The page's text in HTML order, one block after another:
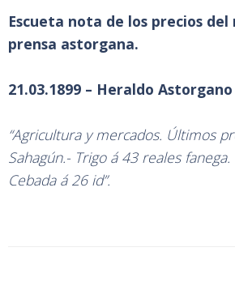
Escueta nota de los precios
prensa astorgana.
21.03.1899 – Heraldo Astorgano
“Agricultura y mercados. Últimos
Sahagún.- Trigo á 43 reales
Cebada á 26 id”.